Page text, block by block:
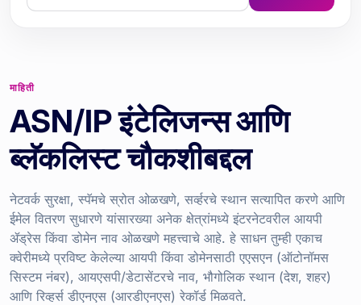
माहिती
ASN/IP इंटेलिजन्स आणि
ब्लॅकलिस्ट चौकशीबद्दल
नेटवर्क सुरक्षा, स्पॅमचे स्रोत ओळखणे, सर्व्हरचे स्थान सत्यापित करणे आणि
ईमेल वितरण सुधारणे यांसारख्या अनेक क्षेत्रांमध्ये इंटरनेटवरील आयपी
ॲड्रेस किंवा डोमेन नाव ओळखणे महत्त्वाचे आहे. हे साधन तुम्ही एकाच
क्वेरीमध्ये प्रविष्ट केलेल्या आयपी किंवा डोमेनसाठी एएसएन (ऑटोनॉमस
सिस्टम नंबर), आयएसपी/डेटासेंटरचे नाव, भौगोलिक स्थान (देश, शहर)
आणि रिव्हर्स डीएनएस (आरडीएनएस) रेकॉर्ड मिळवते.